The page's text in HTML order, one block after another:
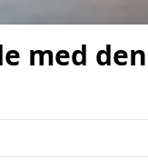
med den